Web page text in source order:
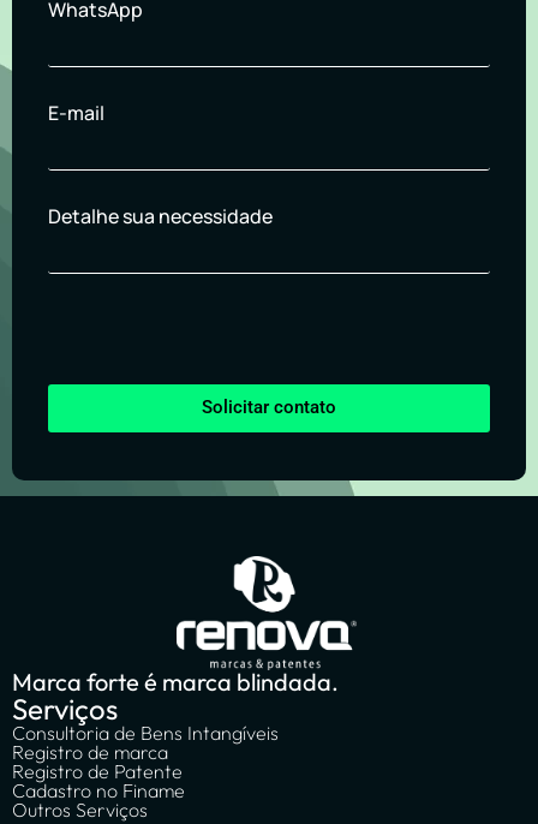
WhatsApp
E-mail
Detalhe sua necessidade
Solicitar contato
Marca forte é marca blindada.
Serviços
Consultoria de Bens Intangíveis
Registro de marca
Registro de Patente
Cadastro no Finame
Outros Serviços